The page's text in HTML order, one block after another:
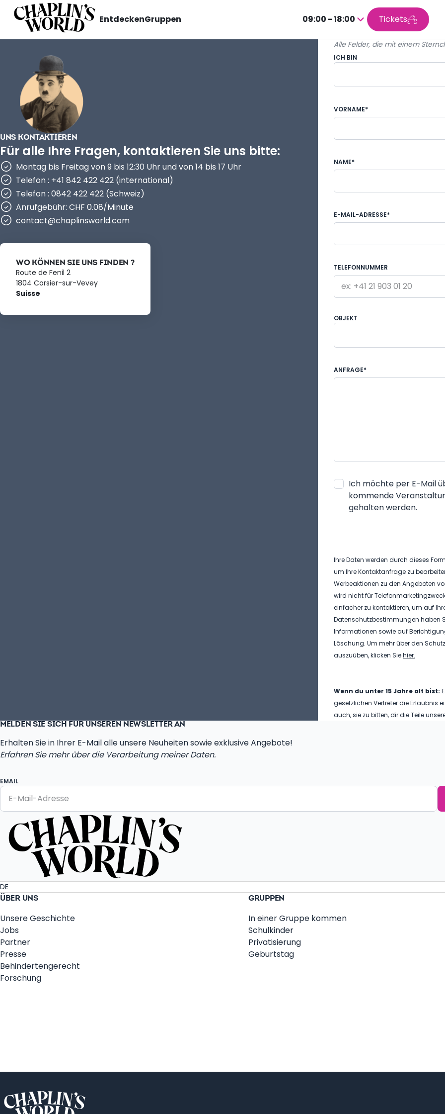
EntdeckenGruppen
09:00 - 18:00
Sie
Kalender
Tickets
UNS KONTAKTIEREN
Für alle Ihre Fragen, kontaktieren Sie uns bitte:
Montag bis Freitag von 9 bis 12:30 Uhr und von 14 bis 17 Uhr
Telefon : +41 842 422 422 (international)
Telefon : 0842 422 422 (Schweiz)
Anrufgebühr: CHF 0.08/Minute
contact@chaplinsworld.com
WO KÖNNEN SIE UNS FINDEN ?
Route de Fenil 2
1804 Corsier-sur-Vevey
Suisse
Alle Felder, die mit einem
ICH BIN
VORNAME*
NAME*
E-MAIL-ADRESSE*
TELEFONNUMMER
OBJEKT
ANFRAGE*
Ich möchte per E-Mail
kommende
gehalten werden.
Ihre Daten werden durch dieses
um Ihre Kontaktanfrage zu
Werbeaktionen zu den Angeboten
wird nicht für
einfacher zu kontaktieren, um auf
Datenschutzbestimmungen haben
Informationen sowie auf
Löschung. Um mehr über den
auszuüben, klicken Siehier.
Wenn du unter 15 Jahre alt bist:
gesetzlichen Vertreter die Erlaubnis
auch, sie zu bitten, dir die Teile
MELDEN SIE SICH FÜR UNSEREN NEWSLETTER AN
Erhalten Sie in Ihrer E-Mail alle unsere Neuheiten sowie exklusive Angebote!
Erfahren Sie mehr über die Verarbeitung meiner Daten.
EMAIL
DE
ÜBER UNS
Unsere Geschichte
Jobs
Partner
Presse
Behindertengerecht
Forschung
GRUPPEN
In einer Gruppe kommen
Schulkinder
Privatisierung
Geburtstag